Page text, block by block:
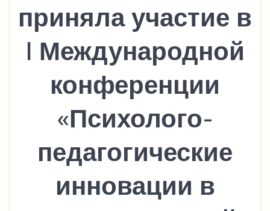
приняла участие в
I Международной
конференции
«Психолого-
педагогические
инновации в